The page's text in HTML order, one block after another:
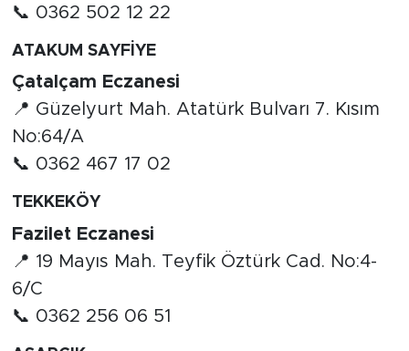
📞 0362 502 12 22
ATAKUM SAYFİYE
Çatalçam Eczanesi
📍 Güzelyurt Mah. Atatürk Bulvarı 7. Kısım
No:64/A
📞 0362 467 17 02
TEKKEKÖY
Fazilet Eczanesi
📍 19 Mayıs Mah. Teyfik Öztürk Cad. No:4-
6/C
📞 0362 256 06 51